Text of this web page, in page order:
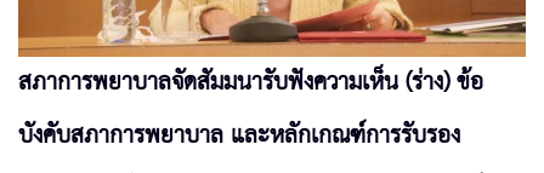
สภาการพยาบาลจัดสัมมนารับฟังความเห็น (ร่าง) ข้อ
บังคับสภาการพยาบาล และหลักเกณฑ์การรับรอง